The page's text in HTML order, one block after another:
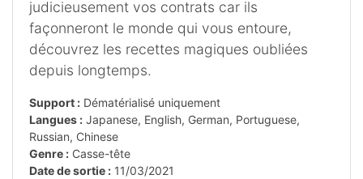
judicieusement vos contrats car ils
façonneront le monde qui vous entoure,
découvrez les recettes magiques oubliées
depuis longtemps.
Support : Dématérialisé uniquement
Langues : Japanese, English, German, Portuguese,
Russian, Chinese
Genre : Casse-tête
Date de sortie : 11/03/2021